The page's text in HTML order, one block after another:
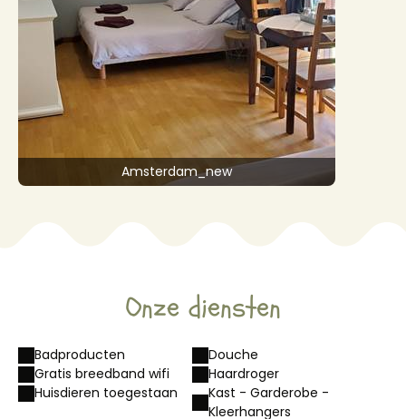
Amsterdam_new
Onze diensten
Badproducten
Douche
Gratis breedband wifi
Haardroger
Huisdieren toegestaan
Kast - Garderobe -
Kleerhangers